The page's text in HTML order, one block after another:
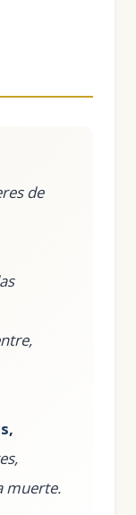
de
muerte.